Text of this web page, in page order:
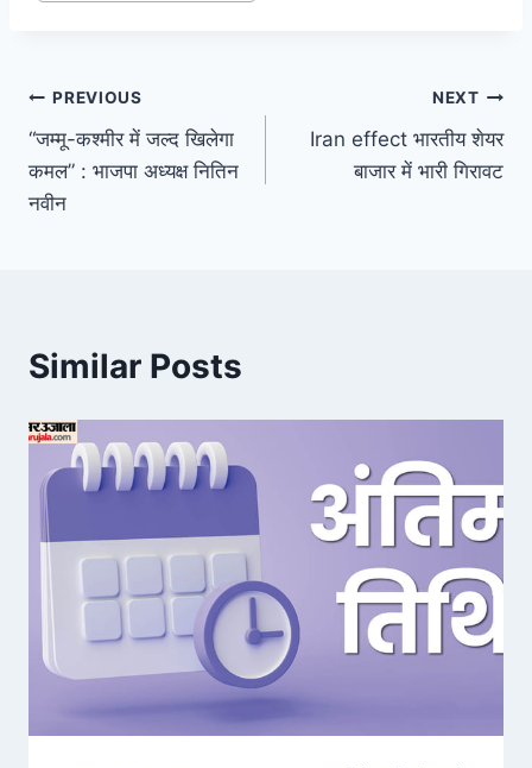
Post
navigation
PREVIOUS
“जम्मू-कश्मीर में जल्द खिलेगा
कमल” : भाजपा अध्यक्ष नितिन
नवीन
NEXT
Iran effect भारतीय शेयर
बाजार में भारी गिरावट
Similar Posts